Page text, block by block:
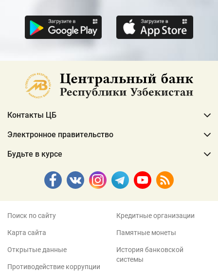
Контакты ЦБ
Электронное правительство
Будьте в курсе
Поиск по сайту
Карта сайта
Открытые данные
Противодействие коррупции
Кредитные организации
Памятные монеты
История банковской
системы